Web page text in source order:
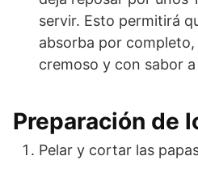
servir. Esto permitirá
absorba por
cremoso y con sabor
Preparación de
Pelar y cortar las